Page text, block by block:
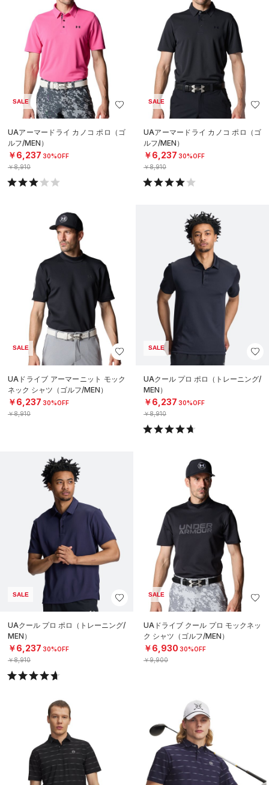
SALE
UAアーマードライ カノコ ポロ（ゴ
ルフ/MEN）
￥6,237 30%OFF
￥8,910
SALE
UAアーマードライ カノコ ポロ（ゴ
ルフ/MEN）
￥6,237 30%OFF
￥8,910
SALE
UAドライブ アーマーニット モック
ネック シャツ（ゴルフ/MEN）
￥6,237 30%OFF
￥8,910
SALE
UAクール プロ ポロ（トレーニング/
MEN）
￥6,237 30%OFF
￥8,910
SALE
UAクール プロ ポロ（トレーニング/
MEN）
￥6,237 30%OFF
￥8,910
SALE
UAドライブ クール プロ モックネッ
ク シャツ（ゴルフ/MEN）
￥6,930 30%OFF
￥9,900